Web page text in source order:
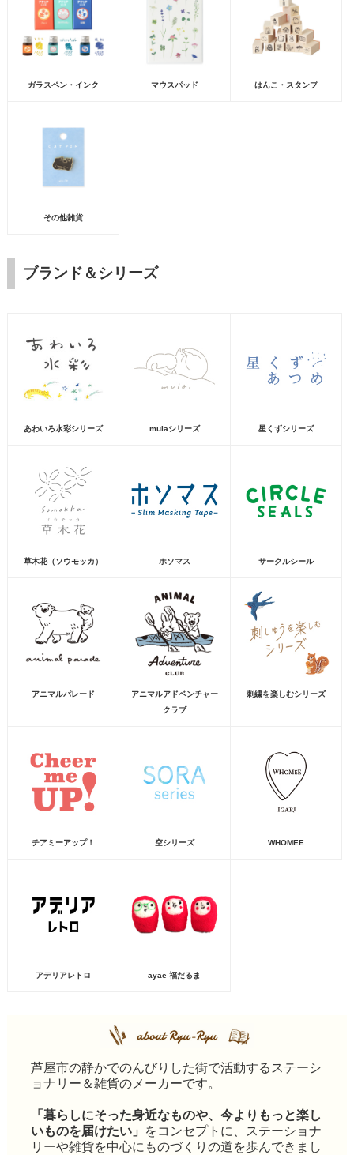
ガラスペン・インク マウスパッド はんこ・スタンプ
その他雑貨
ブランド＆シリーズ
あわいろ水彩シリーズ mulaシリーズ 星くずシリーズ
草木花（ソウモッカ） ホソマス サークルシール
アニマルパレード
アニマルアドベンチャー
クラブ
刺繍を楽しむシリーズ
チアミーアップ！ 空シリーズ WHOMEE
アデリアレトロ ayae 福だるま
芦屋市の静かでのんびりした街で活動するステーシ
ョナリー＆雑貨のメーカーです。
「暮らしにそった身近なものや、今よりもっと楽し
いものを届けたい」
をコンセプトに、ステーショナ
リーや雑貨を中心にものづくりの道を歩んできまし